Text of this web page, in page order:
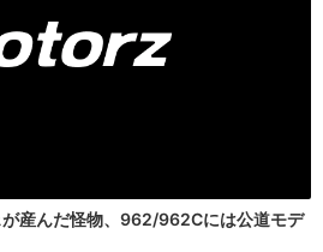
産んだ怪物、962/962Cには公道モデ